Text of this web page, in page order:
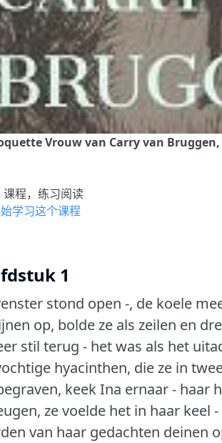
Vrouw van Carry van
课程，练习阅读
学习这个课程
1
stond open -, de koele
op, bolde ze als zeilen en
stil terug - het was als het
hyacinthen, die ze in
keek Ina ernaar - haar
ze voelde het in haar keel
van haar gedachten deinen